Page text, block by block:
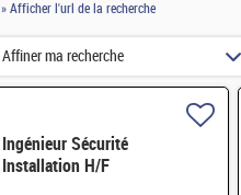
» Afficher l'url de la recherche
Ingénieur Sécurité
Installation H/F
Affiner ma recherche